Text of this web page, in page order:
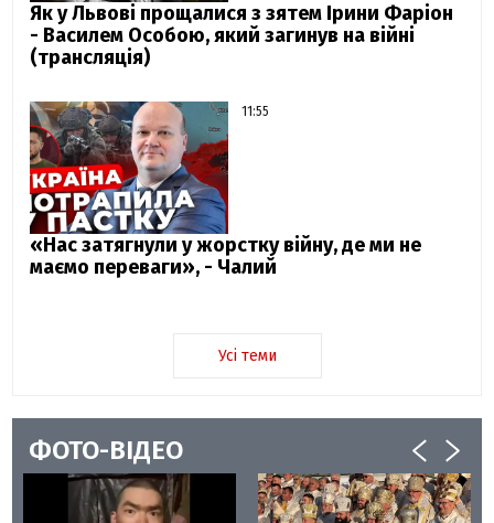
Як у Львові прощалися з зятем Ірини Фаріон
- Василем Особою, який загинув на війні
(трансляція)
11:55
«Нас затягнули у жорстку війну, де ми не
маємо переваги», - Чалий
Усі теми
ФОТО-ВІДЕО